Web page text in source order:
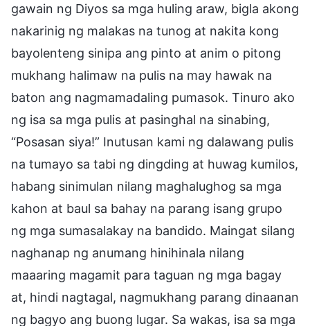
gawain ng Diyos sa mga huling araw, bigla akong
nakarinig ng malakas na tunog at nakita kong
bayolenteng sinipa ang pinto at anim o pitong
mukhang halimaw na pulis na may hawak na
baton ang nagmamadaling pumasok. Tinuro ako
ng isa sa mga pulis at pasinghal na sinabing,
“Posasan siya!” Inutusan kami ng dalawang pulis
na tumayo sa tabi ng dingding at huwag kumilos,
habang sinimulan nilang maghalughog sa mga
kahon at baul sa bahay na parang isang grupo
ng mga sumasalakay na bandido. Maingat silang
naghanap ng anumang hinihinala nilang
maaaring magamit para taguan ng mga bagay
at, hindi nagtagal, nagmukhang parang dinaanan
ng bagyo ang buong lugar. Sa wakas, isa sa mga